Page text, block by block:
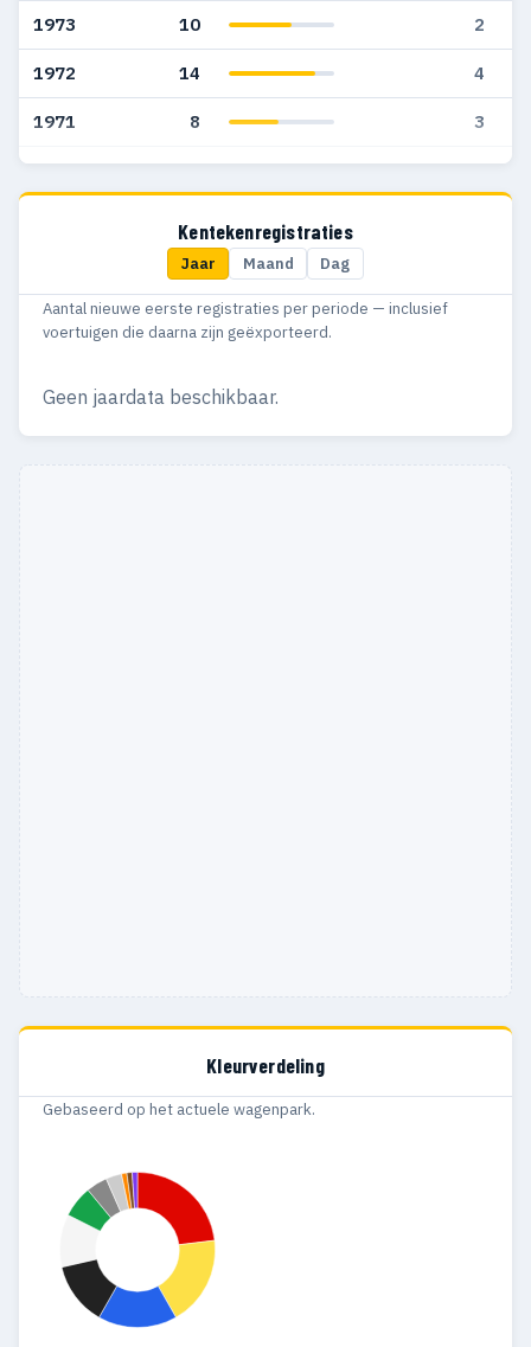
1973 10 2
1972 14 4
1971 8 3
1970 17 8
5
1967 2
Kentekenregistraties
Jaar Maand Dag
Aantal nieuwe eerste registraties per periode — inclusief
voertuigen die daarna zijn geëxporteerd.
Geen jaardata beschikbaar.
Kleurverdeling
Gebaseerd op het actuele wagenpark.